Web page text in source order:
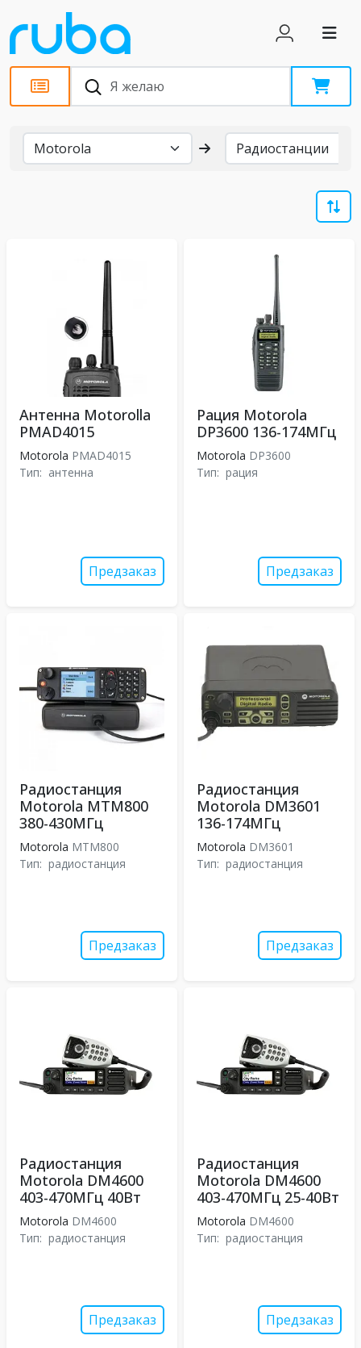
Бренды
Антенна Motorolla
PMAD4015
Motorola PMAD4015
Тип: антенна
Предзаказ
Рация Motorola
DP3600 136-174МГц
Motorola DP3600
Тип: рация
Предзаказ
Радиостанция
Motorola MTM800
380-430МГц
Motorola MTM800
Тип: радиостанция
Предзаказ
Радиостанция
Motorola DM3601
136-174МГц
Motorola DM3601
Тип: радиостанция
Предзаказ
Радиостанция
Motorola DM4600
403-470МГц 40Вт
Motorola DM4600
Тип: радиостанция
Предзаказ
Радиостанция
Motorola DM4600
403-470МГц 25-40Вт
Motorola DM4600
Тип: радиостанция
Предзаказ